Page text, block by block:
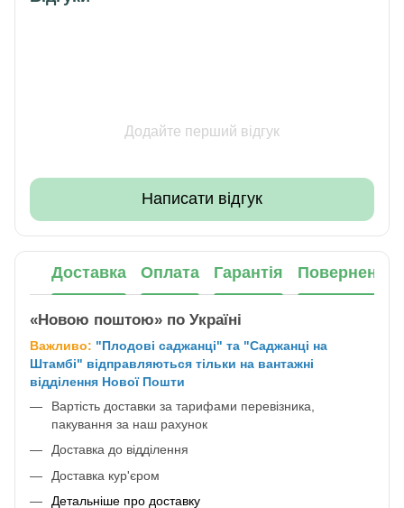
Додайте перший відгук
Написати відгук
Доставка Оплата Гарантія Повернення
«Новою поштою» по Україні
Важливо: "Плодові саджанці" та "Саджанці на
Штамбі" відправляються тільки на вантажні
відділення Нової Пошти
Вартість доставки за тарифами перевізника,
пакування за наш рахунок
Доставка до відділення
Доставка кур'єром
Детальніше про доставку